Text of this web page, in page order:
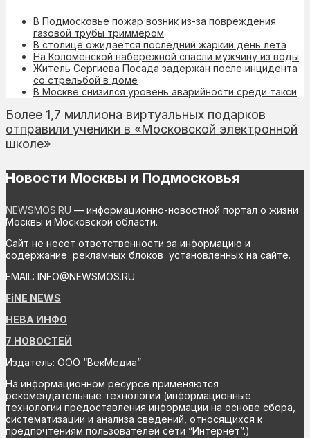
В Подмосковье пожар возник из-за повреждения
газовой трубы триммером
В столице ожидается последний жаркий день лета
На Коломенской набережной спасли мужчину из воды
Житель Сергиева Посада задержан после инцидента
со стрельбой в доме
В Москве снизился уровень аварийности среди такси
Более 1,7 миллиона виртуальных подарков
отправили ученики в «Московской электронной
школе»
Новости Москвы и Подмосковья
NEWSMOS.RU — информационно-новостной портал о жизни
Москвы и Московской области.
Сайт не несет ответственности за информацию и
содержание рекламных блоков установленных на сайте.
EMAIL: INFO@NEWSMOS.RU
FiNE NEWS
НЕВА ИНФО
7 НОВОСТЕЙ
Издатель: ООО “ВекМедиа”
На информационном ресурсе применяются
рекомендательные технологии (информационные
технологии предоставления информации на основе сбора,
систематизации и анализа сведений, относящихся к
предпочтениям пользователей сети “Интернет”.)